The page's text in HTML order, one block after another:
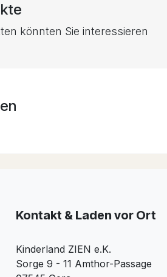
könnten Sie interessieren
Kontakt & Laden vor Ort
Kinderland ZIEN e.K.
Sorge 9 - 11 Amthor-Passage